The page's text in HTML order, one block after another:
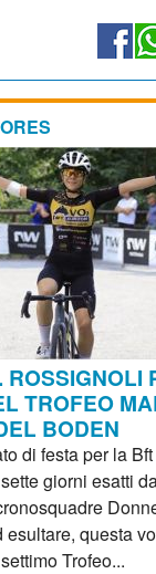
TROFEO
BODEN
di festa per la
giorni esatti
questa
Trofeo...